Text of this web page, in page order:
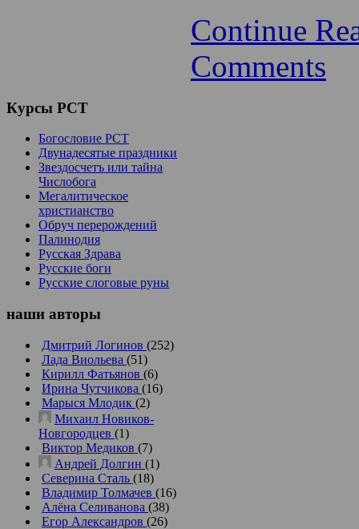
Continue
Comments
Курсы РСТ
Богословие РСТ
Двунадесятые праздники
Звездосчетъ или тайна
Числобога
Мегалитическое
христианство
Обруч перерождений
Палинодия
Русская Здрава
Русские боги
Русские слоговые руны
наши авторы
Дмитрий Логинов (252)
Лада Виольева (51)
Кирилл Фатьянов (6)
Ирина Чутчикова (16)
Марыся Млодик (2)
Михаил Новиков-
Новгородцев (1)
Виктор Медиков (7)
Андрей Долгин (1)
Северина Сталь (18)
Владимир Толмачев (16)
Алёна Селиванова (38)
Егор Александров (26)